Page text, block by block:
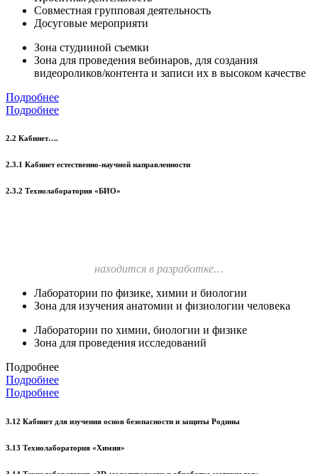
Совместная групповая деятельность
Досуговые мероприяти
Зона студииной съемки
Зона для проведения вебинаров, для создания
видеороликов/контента и записи их в высоком качестве
Подробнее
Подробнее
2.2 Кабинет….
2.3.1 Кабинет естественно-научной направленности
2.3.2 Технолаборатория «БИО»
находится в разработке…
Лаборатории по физике, химии и биологии
Зона для изучения анатомии и физиологии человека
Лаборатории по химии, биологии и физике
Зона для проведения исследований
Подробнее
Подробнее
Подробнее
3.12 Кабинет для изучения основ безопасности и защиты Родины
3.13 Технолаборатория «Химия»